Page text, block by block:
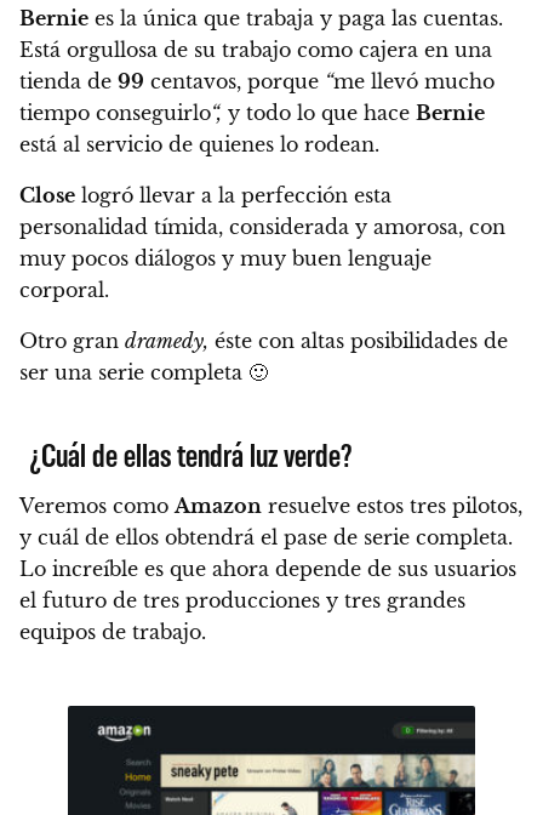
Bernie es la única que trabaja y paga las cuentas.
Está orgullosa de su trabajo como cajera en una
tienda de 99 centavos, porque “me llevó mucho
tiempo conseguirlo“, y todo lo que hace Bernie
está al servicio de quienes lo rodean.
Close logró llevar a la perfección esta
personalidad tímida, considerada y amorosa, con
muy pocos diálogos y muy buen lenguaje
corporal.
Otro gran dramedy, éste con altas posibilidades de
ser una serie completa 🙂
¿Cuál de ellas tendrá luz verde?
Veremos como Amazon resuelve estos tres pilotos,
y cuál de ellos obtendrá el pase de serie completa.
Lo increíble es que ahora depende de sus usuarios
el futuro de tres producciones y tres grandes
equipos de trabajo.